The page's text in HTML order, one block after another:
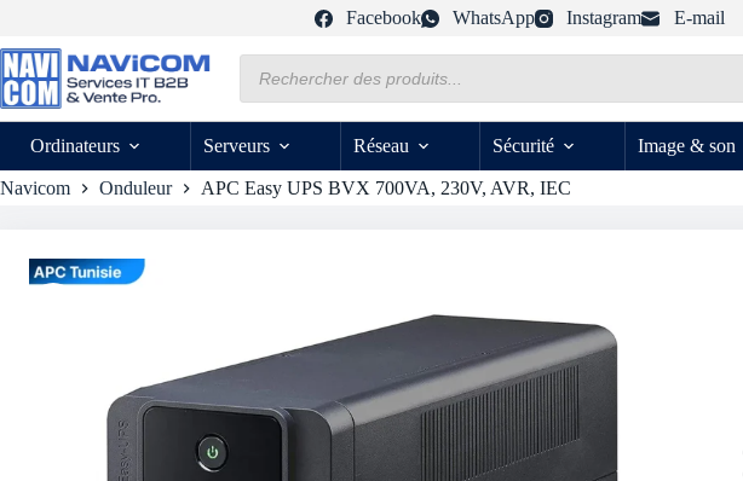
contenu
Facebook WhatsApp Instagram E-mail
produits
Ordinateurs
Serveurs Réseau Sécurité Image & son
Navicom Onduleur APC Easy UPS BVX 700VA, 230V, AVR, IEC